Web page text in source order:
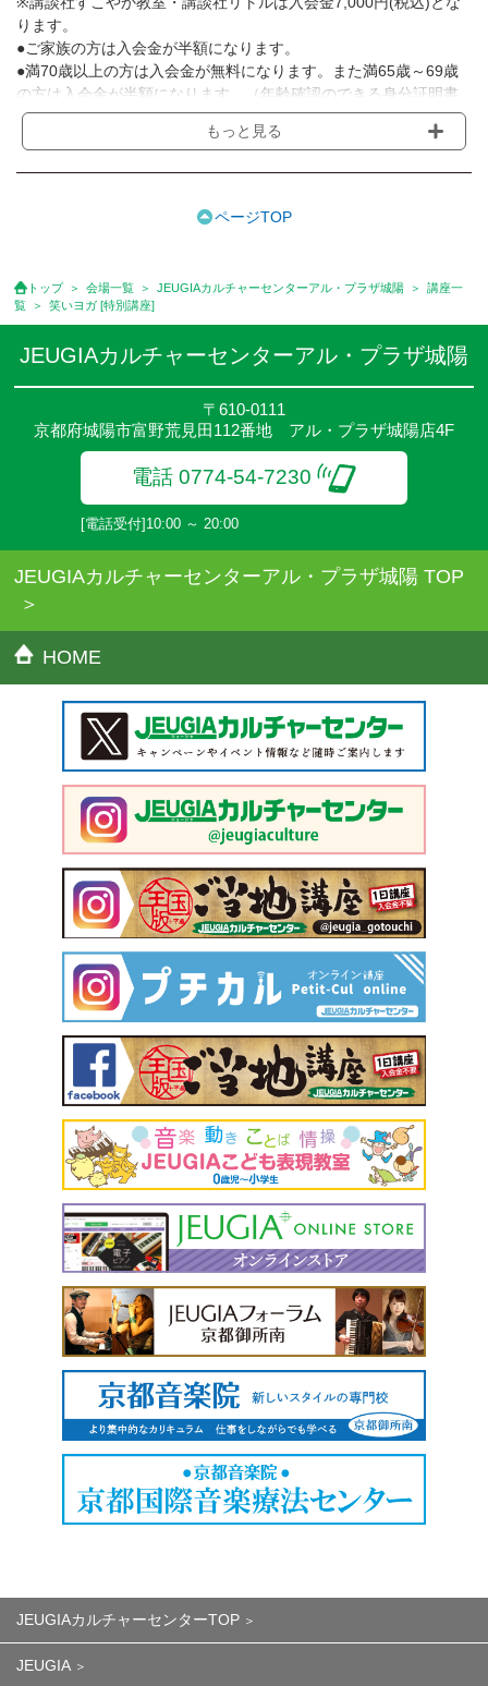
ります。
●ご家族の方は入会金が半額になります。
●満70歳以上の方は入会金が無料になります。また満65歳～69歳
の方は入会金が半額になります。（年齢確認のできる身分証明書
等のご提示をお願いします）
●受講料は月額制で、毎月5日に金融機関からの自動引き落しとな
●受講料には特に明記した場合の他は、教材費・材料費・その他費
用は含まれておりません。
●資格認定講座の試験料・認定料などは別途要しますのでお問い合
せください。
●講座は、月4回(週1回),月3回,2回,1回,臨時講座いろいろあります
●参加人数が一定に満たない場合、体験や講座開講を中止または延
期することがあります。
●その他、詳しい内容については、ご入会時にご説明をさせていた
だきます。
もっと見る
ページTOP
トップ 会場一覧 JEUGIAカルチャーセンターアル・プラザ城陽
講座一
覧
笑いヨガ [特別講座]
JEUGIAカルチャーセンターアル・プラザ城陽
〒610-0111
京都府城陽市富野荒見田112番地 アル・プラザ城陽店4F
電話 0774-54-7230
[電話受付]10:00 ～ 20:00
JEUGIAカルチャーセンターアル・プラザ城陽 TOP
HOME
JEUGIAカルチャーセンターTOP
JEUGIA